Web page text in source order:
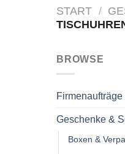
START /
BROWSE
Geschenke &
Boxen &